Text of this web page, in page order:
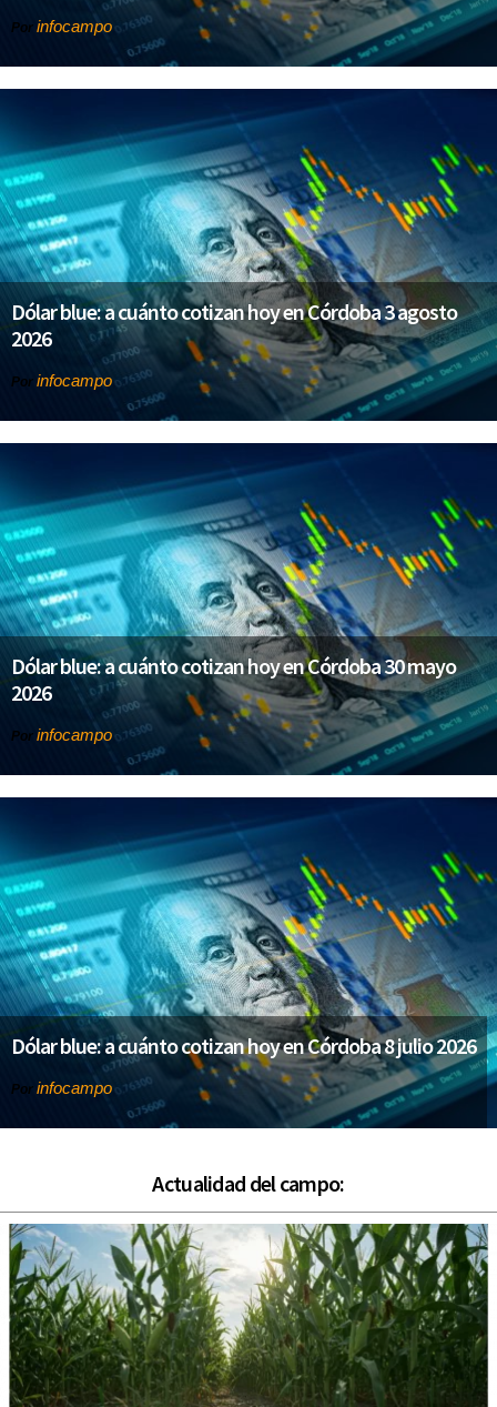
Por infocampo
Dólar blue: a cuánto cotizan hoy en Córdoba 3 agosto
2026
Por infocampo
Dólar blue: a cuánto cotizan hoy en Córdoba 30 mayo
2026
Por infocampo
Dólar blue: a cuánto cotizan hoy en Córdoba 8 julio 2026
Por infocampo
Actualidad del campo: